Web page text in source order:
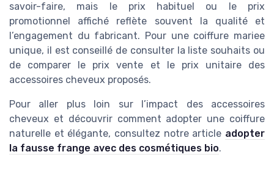
savoir-faire, mais le prix habituel ou le prix
promotionnel affiché reflète souvent la qualité et
l’engagement du fabricant. Pour une coiffure mariee
unique, il est conseillé de consulter la liste souhaits ou
de comparer le prix vente et le prix unitaire des
accessoires cheveux proposés.
Pour aller plus loin sur l’impact des accessoires
cheveux et découvrir comment adopter une coiffure
naturelle et élégante, consultez notre article adopter
la fausse frange avec des cosmétiques bio.